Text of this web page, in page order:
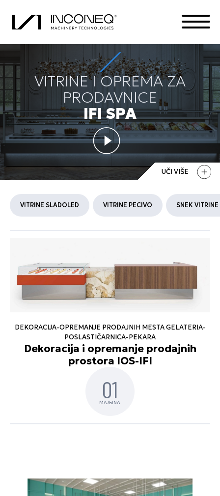
VITRINE I OPREMA ZA
PRODAVNICE
IFI SPA
UČI VIŠE
VITRINE SLADOLED VITRINE PECIVO SNEK
DEKORACIJA-OPREMANJE PRODAJNIH MESTA GELATERIA-
POSLASTIČARNICA-PEKARA
Dekoracija i opremanje prodajnih
prostora IOS-IFI
01
MAЉINA
PROIZVODA
O KOMPANIJI
INTEGRISANA REŠENJA
SVE STVARI INCONEK